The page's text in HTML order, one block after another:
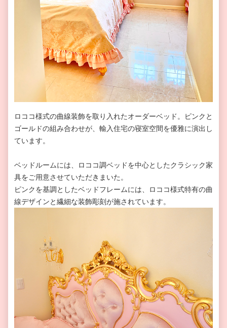
ロココ様式の曲線装飾を取り入れたオーダーベッド。ピンクと
ゴールドの組み合わせが、輸入住宅の寝室空間を優雅に演出し
ています。
ベッドルームには、ロココ調ベッドを中心としたクラシック家
具をご用意させていただきまいた。
ピンクを基調としたベッドフレームには、ロココ様式特有の曲
線デザインと繊細な装飾彫刻が施されています。